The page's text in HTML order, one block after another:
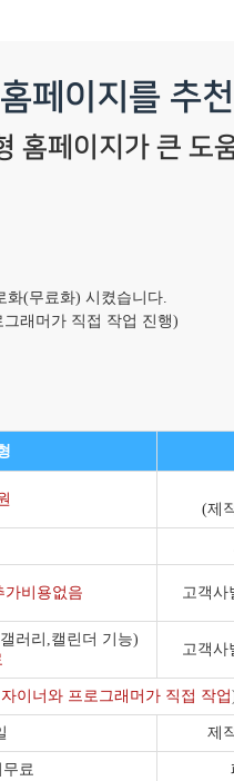
페이지를 추
홈페이지가 큰 도
화(무료화) 시켰습니다.
래머가 직접 작업 진행)
(제
가비용없음 고객사
러리,캘린더 기능)
고객사
이너와 프로그래머가 직접 작업
제
무료